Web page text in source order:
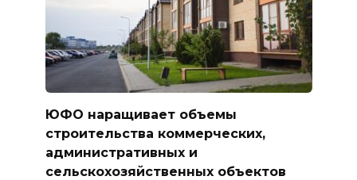
ЮФО наращивает объемы
строительства коммерческих,
административных и
сельскохозяйственных объектов